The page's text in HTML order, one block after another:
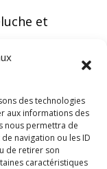
des technologies
aux informations des
nous permettra de
navigation ou les ID
de retirer son
caractéristiques
et
infos en